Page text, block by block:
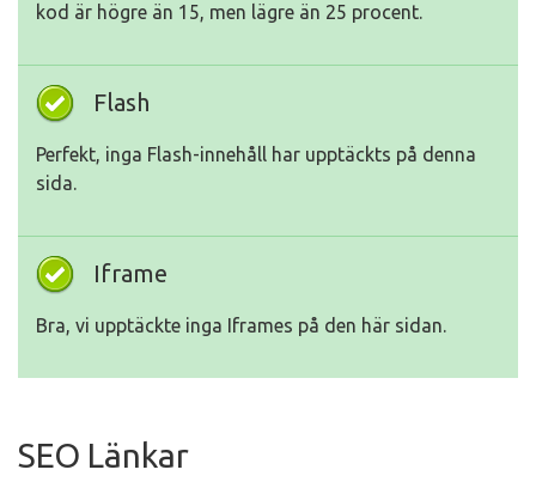
kod är högre än 15, men lägre än 25 procent.
Flash
Perfekt, inga Flash-innehåll har upptäckts på denna
sida.
Iframe
Bra, vi upptäckte inga Iframes på den här sidan.
SEO Länkar